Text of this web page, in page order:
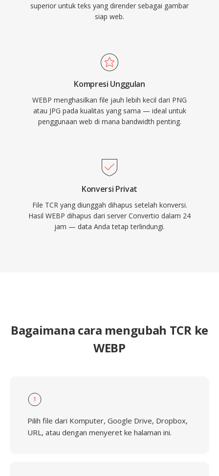
superior untuk teks yang dirender sebagai gambar
siap web.
Kompresi Unggulan
WEBP menghasilkan file jauh lebih kecil dari PNG
atau JPG pada kualitas yang sama — ideal untuk
penggunaan web di mana bandwidth penting.
Konversi Privat
File TCR yang diunggah dihapus setelah konversi.
Hasil WEBP dihapus dari server Convertio dalam 24
jam — data Anda tetap terlindungi.
Bagaimana cara mengubah TCR ke
WEBP
1
Pilih file dari Komputer, Google Drive, Dropbox,
URL, atau dengan menyeret ke halaman ini.